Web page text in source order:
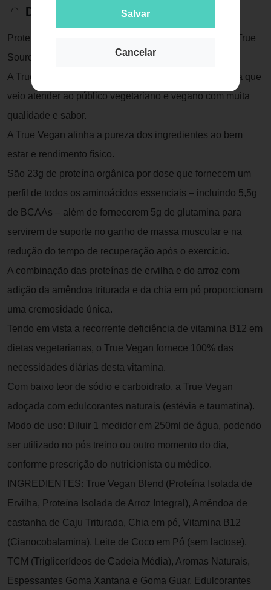
Salvar
Cancelar
Descrição do Produto
Proteína Vegana True Vegan - Doce de Leite - 418g - True
Source
A True Vegan é a proteína isolada do arroz e da ervilha que
veio atender ao público vegetariano e vegano com muita
qualidade e sabor.
A True Vegan alinha a pureza dos ingredientes ao bem
estar e rendimento físico.
São 23g de proteína orgânica por dose que fornecem um
perfil de todos os aminoácidos essenciais – incluindo 5,5g
de BCAAs – além de fornecerem 5g de glutamina para
servirem de suporte no ganho de massa muscular e na
redução do tempo de recuperação após o exercício.
A combinação das proteínas de ervilha e do arroz com
adição da amêndoa triturada e da chia em pó proporcionam
uma cremosidade única.
Tendo em vista a recorrente deficiência de vitamina B12 em
dietas vegetarianas, o True Vegan fornece 100% das
necessidades diárias desta vitamina.
Com baixo teor de sódio e carboidrato, a True Vegan
adoçada com edulcorantes naturais (estévia e taumatina).
Modo de uso: Diluir 1 medidor em 250ml de água, podendo
ser utilizado no pós treino ou outro momento do dia,
conforme prescrição do nutricionista ou médico.
INGREDIENTES: True Vegan Blend (Proteína Isolada de
Ervilha, Proteína Isolada de Arroz Integral), Amêndoa de
castanha de Caju Triturada, Chia em pó, Vitamina B12
(Cianocobalamina), Leite de Coco em Pó (sem lactose),
TCM (Triglicerídeos de Cadeia Média), Aromas Naturais,
Espessantes Goma Xantana e Goma Guar, Edulcorantes